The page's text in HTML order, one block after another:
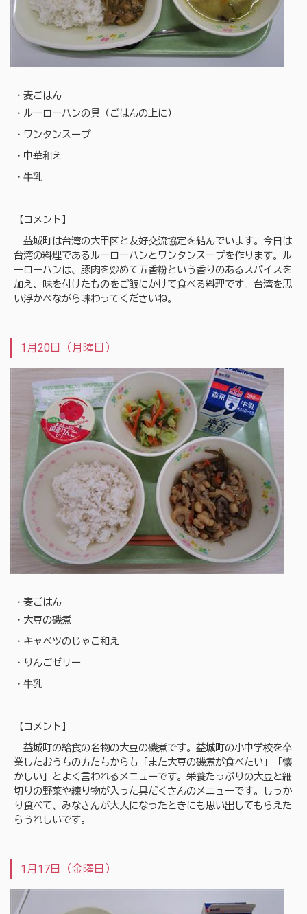
・麦ごはん
・ルーローハンの具（ごはんの上に）
・ワンタンスープ
・中華和え
・牛乳
【コメント】
益城町は台湾の大甲区と友好交流協定を結んでいます。今日は
台湾の料理であるルーローハンとワンタンスープを作ります。ル
ーローハンは、豚肉を炒めて五香粉という香りのあるスパイスを
加え、味を付けたものをご飯にかけて食べる料理です。台湾を思
い浮かべながら味わってくださいね。
1月20日（月曜日）
・麦ごはん
・大豆の磯煮
・キャベツのじゃこ和え
・りんごゼリー
・牛乳
【コメント】
益城町の給食の名物の大豆の磯煮です。益城町の小中学校を卒
業したおうちの方たちからも「また大豆の磯煮が食べたい」「懐
かしい」とよく言われるメニューです。栄養たっぷりの大豆と細
切りの野菜や練り物が入った具だくさんのメニューです。しっか
り食べて、みなさんが大人になったときにも思い出してもらえた
らうれしいです。
1月17日（金曜日）